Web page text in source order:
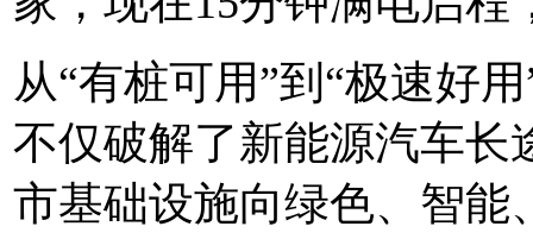
从“有桩可用”到“极速好
不仅破解了新能源汽车长
市基础设施向绿色、智能